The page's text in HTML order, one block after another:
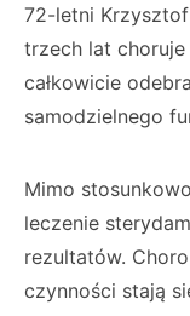
72-letni
trzech lat choruje
całkowicie
samodzielnego
Mimo
leczenie
rezultatów.
czynności stają